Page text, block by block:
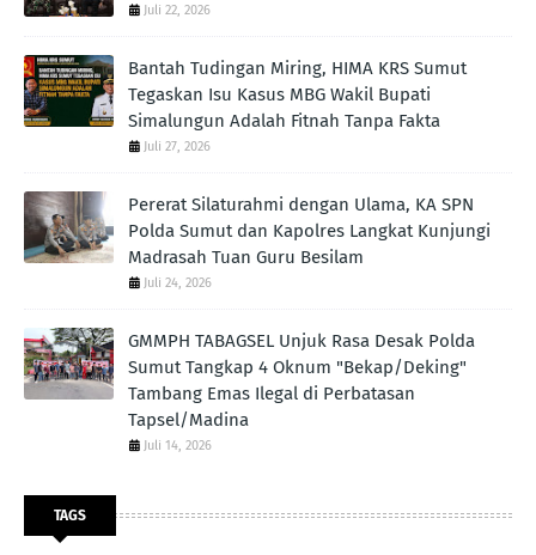
Juli 22, 2026
Bantah Tudingan Miring, HIMA KRS Sumut
Tegaskan Isu Kasus MBG Wakil Bupati
Simalungun Adalah Fitnah Tanpa Fakta
Juli 27, 2026
Pererat Silaturahmi dengan Ulama, KA SPN
Polda Sumut dan Kapolres Langkat Kunjungi
Madrasah Tuan Guru Besilam
Juli 24, 2026
GMMPH TABAGSEL Unjuk Rasa Desak Polda
Sumut Tangkap 4 Oknum "Bekap/Deking"
Tambang Emas Ilegal di Perbatasan
Tapsel/Madina
Juli 14, 2026
TAGS